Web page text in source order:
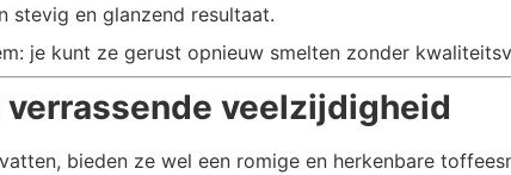
stevig en glanzend resultaat.
je kunt ze gerust opnieuw smelten zonder
veelzijdigheid
bieden ze wel een romige en herkenbare